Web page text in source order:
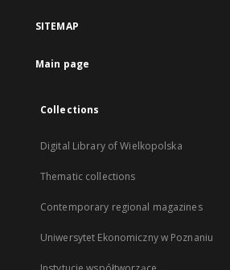
SITEMAP
Main page
Collections
Digital Library of Wielkopolska
Thematic collections
Contemporary regional magazines
Uniwersytet Ekonomiczny w Poznaniu